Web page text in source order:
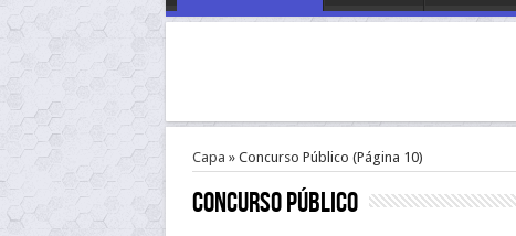
Capa » Concurso Público (Página 10)
Concurso Público